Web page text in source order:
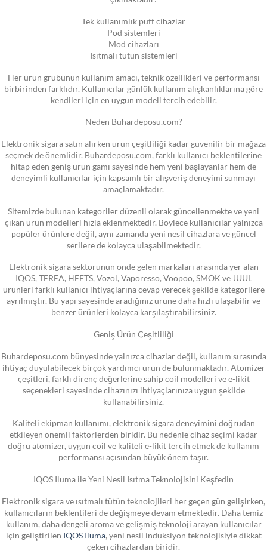
Tek kullanımlık puff cihazlar
Pod sistemleri
Mod cihazları
Isıtmalı tütün sistemleri
Her ürün grubunun kullanım amacı, teknik özellikleri ve performansı
birbirinden farklıdır. Kullanıcılar günlük kullanım alışkanlıklarına göre
kendileri için en uygun modeli tercih edebilir.
Neden Buhardeposu.com?
Elektronik sigara satın alırken ürün çeşitliliği kadar güvenilir bir mağaza
seçmek de önemlidir. Buhardeposu.com, farklı kullanıcı beklentilerine
hitap eden geniş ürün gamı sayesinde hem yeni başlayanlar hem de
deneyimli kullanıcılar için kapsamlı bir alışveriş deneyimi sunmayı
amaçlamaktadır.
Sitemizde bulunan kategoriler düzenli olarak güncellenmekte ve yeni
çıkan ürün modelleri hızla eklenmektedir. Böylece kullanıcılar yalnızca
popüler ürünlere değil, aynı zamanda yeni nesil cihazlara ve güncel
serilere de kolayca ulaşabilmektedir.
Elektronik sigara sektörünün önde gelen markaları arasında yer alan
IQOS, TEREA, HEETS, Vozol, Vaporesso, Voopoo, SMOK ve JUUL
ürünleri farklı kullanıcı ihtiyaçlarına cevap verecek şekilde kategorilere
ayrılmıştır. Bu yapı sayesinde aradığınız ürüne daha hızlı ulaşabilir ve
benzer ürünleri kolayca karşılaştırabilirsiniz.
Geniş Ürün Çeşitliliği
Buhardeposu.com bünyesinde yalnızca cihazlar değil, kullanım sırasında
ihtiyaç duyulabilecek birçok yardımcı ürün de bulunmaktadır. Atomizer
çeşitleri, farklı direnç değerlerine sahip coil modelleri ve e-likit
seçenekleri sayesinde cihazınızı ihtiyaçlarınıza uygun şekilde
kullanabilirsiniz.
Kaliteli ekipman kullanımı, elektronik sigara deneyimini doğrudan
etkileyen önemli faktörlerden biridir. Bu nedenle cihaz seçimi kadar
doğru atomizer, uygun coil ve kaliteli e-likit tercih etmek de kullanım
performansı açısından büyük önem taşır.
IQOS Iluma ile Yeni Nesil Isıtma Teknolojisini Keşfedin
Elektronik sigara ve ısıtmalı tütün teknolojileri her geçen gün gelişirken,
kullanıcıların beklentileri de değişmeye devam etmektedir. Daha temiz
kullanım, daha dengeli aroma ve gelişmiş teknoloji arayan kullanıcılar
için geliştirilen IQOS Iluma, yeni nesil indüksiyon teknolojisiyle dikkat
çeken cihazlardan biridir.